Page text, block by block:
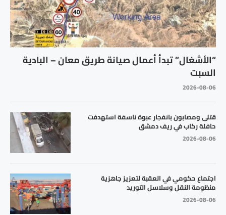
“الأشغال” تبدأ أعمال صيانة طريق معان – البادية
السبت
2026-08-06
قتلى ومصابون بانفجار عبوة ناسفة استهدفت
حافلة ركاب في ريف دمشق
2026-08-06
اجتماع حكومي في العقبة لتعزيز جاهزية
منظومة النقل وسلاسل التوريد
2026-08-06